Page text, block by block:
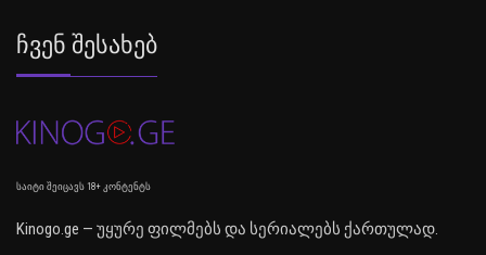
Ჩვენ Შესახებ
საიტი შეიცავს 18+ კონტენტს
Kinogo.ge — უყურე ფილმებს და სერიალებს ქართულად.